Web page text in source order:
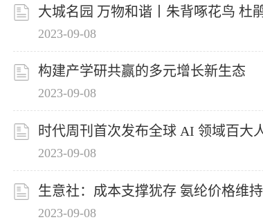
大城名园 万物和谐丨朱背啄花鸟 杜
2023-09-08
构建产学研共赢的多元增长新生态
2023-09-08
时代周刊首次发布全球 AI 领域百大
2023-09-08
生意社：成本支撑犹存 氨纶价格维
2023-09-08